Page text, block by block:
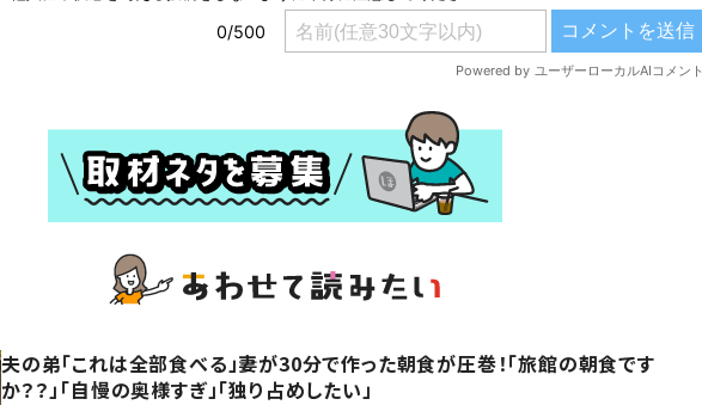
夫の弟「これは全部食べる」妻が30分で作った朝食が圧巻！「旅館の朝食です
か？？」「自慢の奥様すぎ」「独り占めしたい」